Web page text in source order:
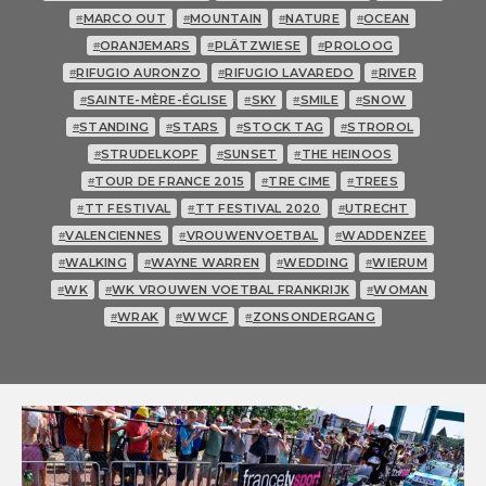
#MARCO OUT #MOUNTAIN #NATURE #OCEAN
#ORANJEMARS #PLÄTZWIESE #PROLOOG
#RIFUGIO AURONZO #RIFUGIO LAVAREDO #RIVER
#SAINTE-MÈRE-ÉGLISE #SKY #SMILE #SNOW
#STANDING #STARS #STOCK TAG #STROROL
#STRUDELKOPF #SUNSET #THE HEINOOS
#TOUR DE FRANCE 2015 #TRE CIME #TREES
#TT FESTIVAL #TT FESTIVAL 2020 #UTRECHT
#VALENCIENNES #VROUWENVOETBAL #WADDENZEE
#WALKING #WAYNE WARREN #WEDDING #WIERUM
#WK #WK VROUWEN VOETBAL FRANKRIJK #WOMAN
#WRAK #WWCF #ZONSONDERGANG
0